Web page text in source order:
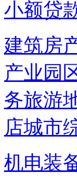
小额贷
建筑房
产业园
务旅游
店城市
机电装